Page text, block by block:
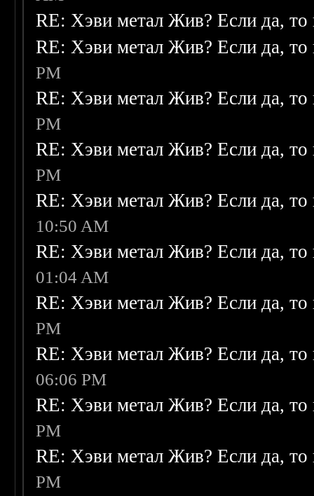
RE: Хэви метал Жив? Если да, то
RE: Хэви метал Жив? Если да, то
PM
RE: Хэви метал Жив? Если да, то
PM
RE: Хэви метал Жив? Если да, то
PM
RE: Хэви метал Жив? Если да, то
10:50 AM
RE: Хэви метал Жив? Если да, то
01:04 AM
RE: Хэви метал Жив? Если да, то
PM
RE: Хэви метал Жив? Если да, то
06:06 PM
RE: Хэви метал Жив? Если да, то
PM
RE: Хэви метал Жив? Если да, то
PM